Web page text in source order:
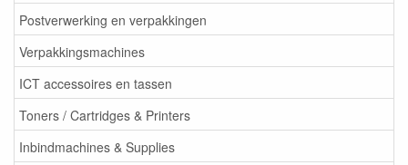
Postverwerking en verpakkingen
Verpakkingsmachines
ICT accessoires en tassen
Toners / Cartridges & Printers
Inbindmachines & Supplies